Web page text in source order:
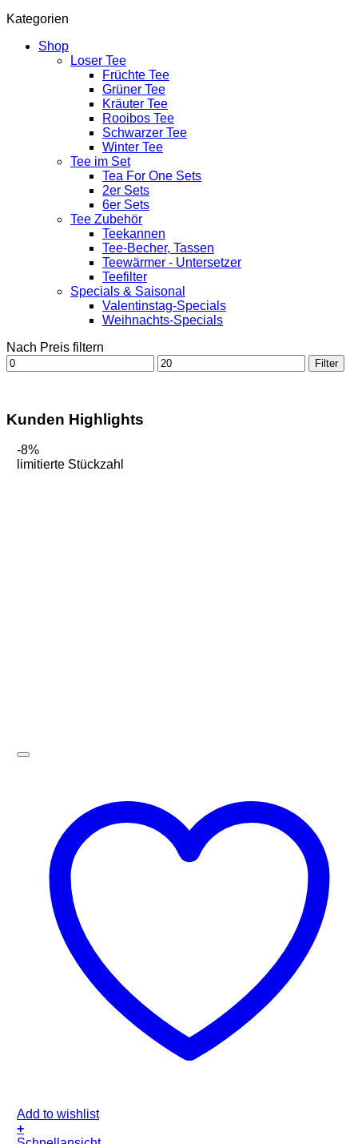
Kategorien
Shop
Loser Tee
Früchte Tee
Grüner Tee
Kräuter Tee
Rooibos Tee
Schwarzer Tee
Winter Tee
Tee im Set
Tea For One Sets
2er Sets
6er Sets
Tee Zubehör
Teekannen
Tee-Becher, Tassen
Teewärmer - Untersetzer
Teefilter
Specials & Saisonal
Valentinstag-Specials
Weihnachts-Specials
Nach Preis filtern
Min.
Preis
Max.
Preis
Filter
Kunden Highlights
-8%
limitierte Stückzahl
Add to wishlist
+